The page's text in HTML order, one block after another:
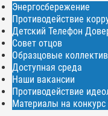
Энергосбережение
Противодействие
Детский Телефон
Совет отцов
Образцовые
Доступная среда
Наши вакансии
Противодействие
Материалы на